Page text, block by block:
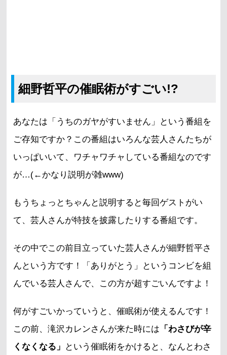
細野哲平の催眠術がすごい!?
あなたは「うちのガヤがすいません」という番組を
ご存知ですか？この番組はいろんな芸人さんたちが
いっぱいいて、ワチャワチャしている番組なのです
が…(←かなり説明が雑www)
もうちょっとちゃんと説明すると毎回ゲストがい
て、芸人さんが特技を披露したりする番組です。
その中でこの前目立っていた芸人さんが細野哲平さ
んという方です！「ありがとう」というコンビを組
んでいる芸人さんで、この方が超すごいんですよ！
何がすごいかっていうと、催眠術が使えるんです！
この前、滝沢カレンさんが来た時には 「わさびが辛
くなくなる」
という催眠術をかけると、なんとわさ